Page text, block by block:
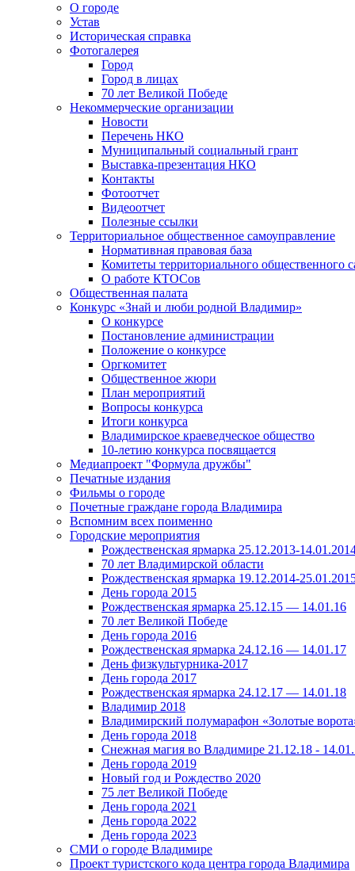
О городе
Устав
Историческая справка
Фотогалерея
Город
Город в лицах
70 лет Великой Победе
Некоммерческие организации
Новости
Перечень НКО
Муниципальный социальный грант
Выставка-презентация НКО
Контакты
Фотоотчет
Видеоотчет
Полезные ссылки
Территориальное общественное самоуправление
Нормативная правовая база
Комитеты территориального общественного
О работе КТОСов
Общественная палата
Конкурс «Знай и люби родной Владимир»
О конкурсе
Постановление администрации
Положение о конкурсе
Оргкомитет
Общественное жюри
План мероприятий
Вопросы конкурса
Итоги конкурса
Владимирское краеведческое общество
10-летию конкурса посвящается
Медиапроект "Формула дружбы"
Печатные издания
Фильмы о городе
Почетные граждане города Владимира
Вспомним всех поименно
Городские мероприятия
Рождественская ярмарка 25.12.2013-
70 лет Владимирской области
Рождественская ярмарка 19.12.2014-
День города 2015
Рождественская ярмарка 25.12.15 — 14.01.16
70 лет Великой Победе
День города 2016
Рождественская ярмарка 24.12.16 — 14.01.17
День физкультурника-2017
День города 2017
Рождественская ярмарка 24.12.17 — 14.01.18
Владимир 2018
Владимирский полумарафон «Золотые
День города 2018
Снежная магия во Владимире 21.12.18 -
День города 2019
Новый год и Рождество 2020
75 лет Великой Победе
День города 2021
День города 2022
День города 2023
СМИ о городе Владимире
Проект туристского кода центра города Владимира